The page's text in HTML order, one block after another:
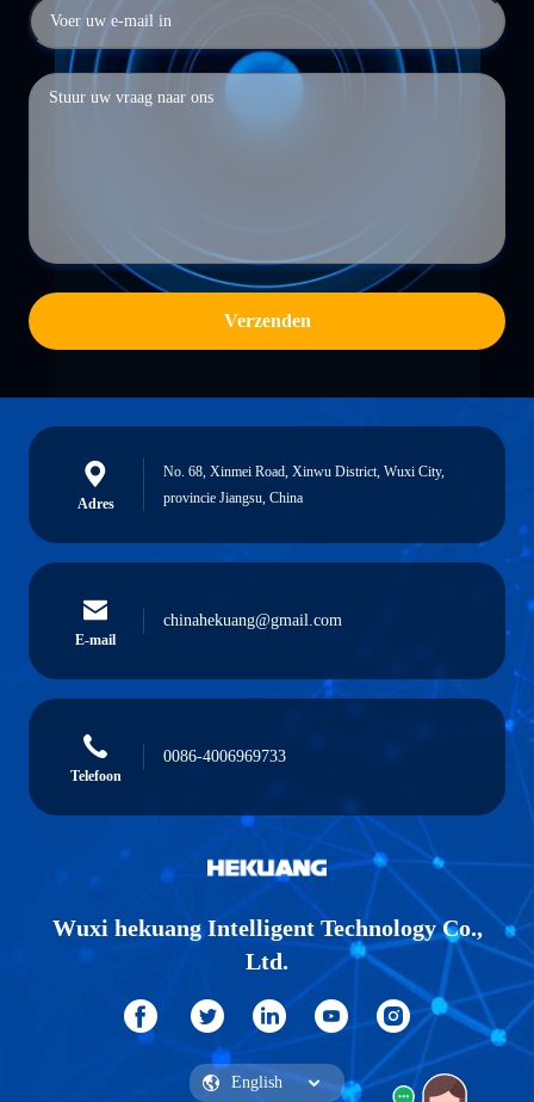
Verzenden
Adres
No. 68, Xinmei Road, Xinwu District, Wuxi City,
provincie Jiangsu, China
E-mail
chinahekuang@gmail.com
Telefoon
0086-4006969733
Wuxi hekuang Intelligent Technology Co.,
Ltd.